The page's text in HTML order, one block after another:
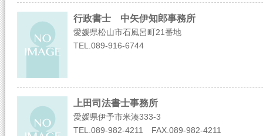
行政書士 中矢伊知郎事務所
愛媛県松山市石風呂町21番地
TEL.089-916-6744
上田司法書士事務所
愛媛県伊予市米湊333-3
TEL.089-982-4211 FAX.089-982-4211